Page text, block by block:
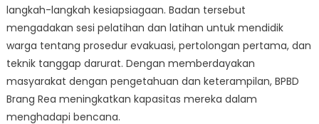
langkah-langkah kesiapsiagaan. Badan tersebut
mengadakan sesi pelatihan dan latihan untuk mendidik
warga tentang prosedur evakuasi, pertolongan pertama, dan
teknik tanggap darurat. Dengan memberdayakan
masyarakat dengan pengetahuan dan keterampilan, BPBD
Brang Rea meningkatkan kapasitas mereka dalam
menghadapi bencana.